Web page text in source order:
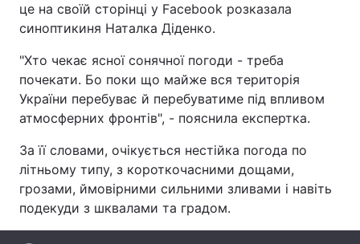
Україна Політика
Економіка Світ
Спорт Наука
Техно і зв'язок
Зброя Інциденти
Здоров'я
це на своїй сторінці у Facebook розказала
синоптикиня Наталка Діденко.
"Хто чекає ясної сонячної погоди - треба
почекати. Бо поки що майже вся територія
України перебуває й перебуватиме під впливом
атмосферних фронтів", - пояснила експертка.
За її словами, очікується нестійка погода по
літньому типу, з короткочасними дощами,
грозами, ймовірними сильними зливами і навіть
подекуди з шквалами та градом.